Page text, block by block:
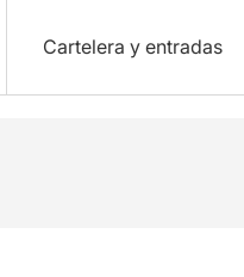
Cartelera y entradas